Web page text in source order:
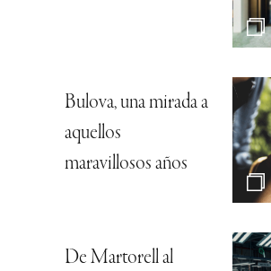
Bulova, una mirada a
aquellos
maravillosos años
De Martorell al